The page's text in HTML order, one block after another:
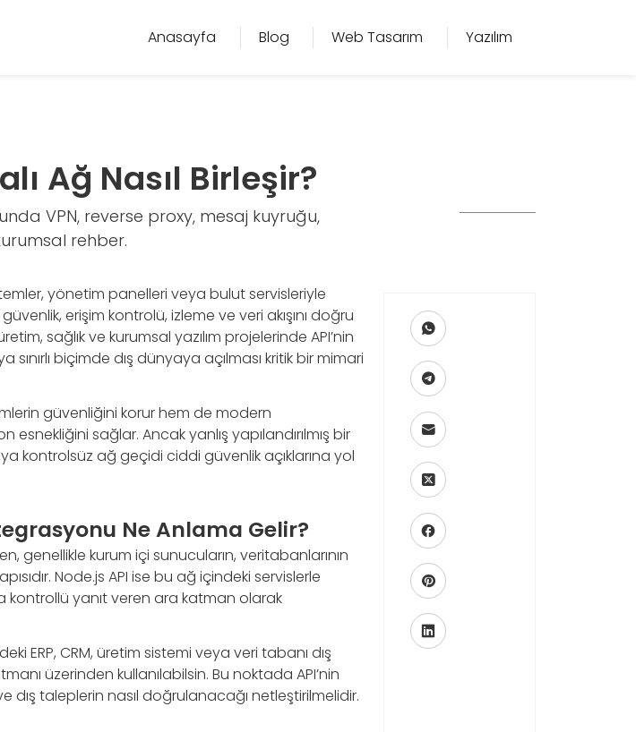
Anasayfa Blog Web Tasarım Yazılım
Ağ Nasıl Birleşir?
VPN, reverse proxy, mesaj kuyruğu,
rehber.
yönetim panelleri veya bulut servisleriyle
erişim kontrolü, izleme ve veri akışını doğru
sağlık ve kurumsal yazılım projelerinde API’nin
biçimde dış dünyaya açılması kritik bir mimari
güvenliğini korur hem de modern
sağlar. Ancak yanlış yapılandırılmış bir
kontrolsüz ağ geçidi ciddi güvenlik açıklarına yol
Ne Anlama Gelir?
genellikle kurum içi sunucuların, veritabanlarının
Node.js API ise bu ağ içindeki servislerle
yanıt veren ara katman olarak
ERP, CRM, üretim sistemi veya veri tabanı dış
üzerinden kullanılabilsin. Bu noktada API’nin
dış taleplerin nasıl doğrulanacağı netleştirilmelidir.